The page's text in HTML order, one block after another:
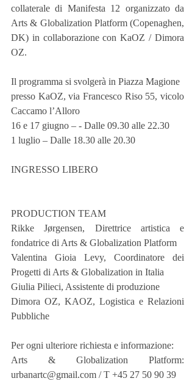
collaterale di Manifesta 12 organizzato da
Arts & Globalization Platform (Copenaghen,
DK) in collaborazione con KaOZ / Dimora
OZ.
Il programma si svolgerà in Piazza Magione
presso KaOZ, via Francesco Riso 55, vicolo
Caccamo l’Alloro
16 e 17 giugno – - Dalle 09.30 alle 22.30
1 luglio – Dalle 18.30 alle 20.30
INGRESSO LIBERO
PRODUCTION TEAM
Rikke Jørgensen, Direttrice artistica e
fondatrice di Arts & Globalization Platform
Valentina Gioia Levy, Coordinatore dei
Progetti di Arts & Globalization in Italia
Giulia Pilieci, Assistente di produzione
Dimora OZ, KAOZ, Logistica e Relazioni
Pubbliche
Per ogni ulteriore richiesta e informazione:
Arts & Globalization Platform:
urbanartc@gmail.com / T +45 27 50 90 39